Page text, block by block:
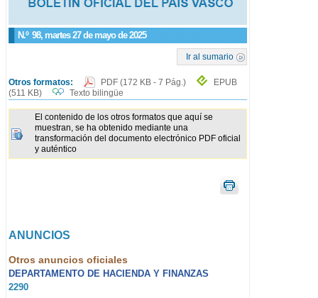
N.º 98, martes 27 de mayo de 2025
Ir al sumario
Otros formatos: PDF (172 KB - 7 Pág.)
EPUB
(511 KB)
Texto bilingüe
El contenido de los otros formatos que aquí se
muestran, se ha obtenido mediante una
transformación del documento electrónico PDF oficial
y auténtico
ANUNCIOS
Otros anuncios oficiales
DEPARTAMENTO DE HACIENDA Y FINANZAS
2290